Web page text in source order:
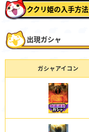
ククリ姫の入手方法
出現ガシャ
ガシャアイコン